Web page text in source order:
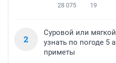
28 075 19
2
Суровой или
узнать по погоде 5
приметы